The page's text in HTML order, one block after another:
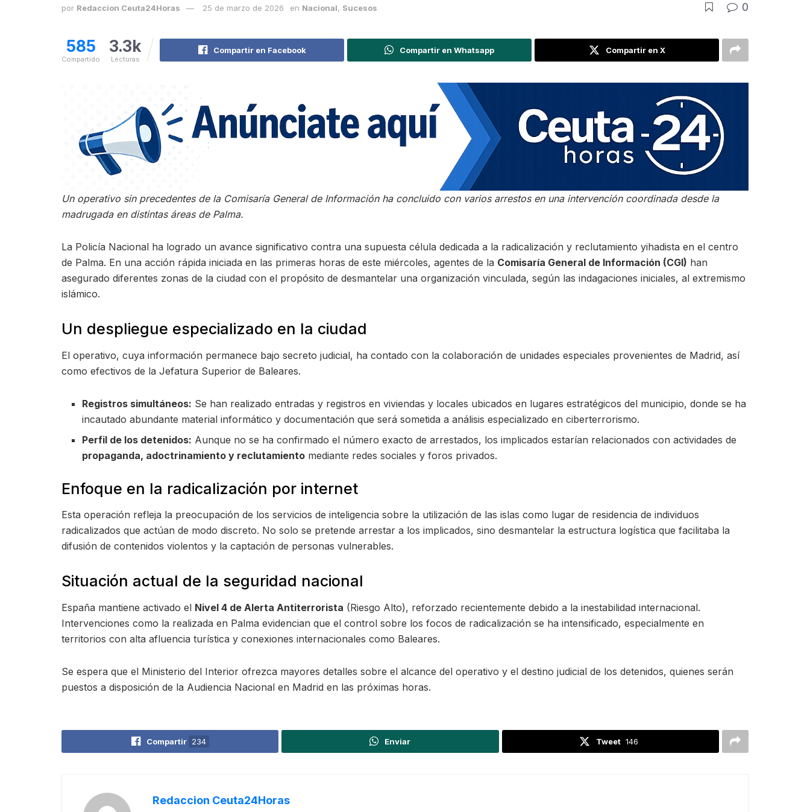
por Redaccion Ceuta24Horas 25 de marzo de 2026 en Nacional, Sucesos 0
585
Compartido
3.3k
Lecturas
Compartir en Facebook Compartir en Whatsapp Compartir en X
Un operativo sin precedentes de la Comisaría General de Información ha concluido con varios arrestos en una intervención coordinada desde la
madrugada en distintas áreas de Palma.
La Policía Nacional ha logrado un avance significativo contra una supuesta célula dedicada a la radicalización y reclutamiento yihadista en el centro
de Palma. En una acción rápida iniciada en las primeras horas de este miércoles, agentes de la Comisaría General de Información (CGI) han
asegurado diferentes zonas de la ciudad con el propósito de desmantelar una organización vinculada, según las indagaciones iniciales, al extremismo
islámico.
Un despliegue especializado en la ciudad
El operativo, cuya información permanece bajo secreto judicial, ha contado con la colaboración de unidades especiales provenientes de Madrid, así
como efectivos de la Jefatura Superior de Baleares.
Registros simultáneos: Se han realizado entradas y registros en viviendas y locales ubicados en lugares estratégicos del municipio, donde se ha
incautado abundante material informático y documentación que será sometida a análisis especializado en ciberterrorismo.
Perfil de los detenidos: Aunque no se ha confirmado el número exacto de arrestados, los implicados estarían relacionados con actividades de
propaganda, adoctrinamiento y reclutamiento mediante redes sociales y foros privados.
Enfoque en la radicalización por internet
Esta operación refleja la preocupación de los servicios de inteligencia sobre la utilización de las islas como lugar de residencia de individuos
radicalizados que actúan de modo discreto. No solo se pretende arrestar a los implicados, sino desmantelar la estructura logística que facilitaba la
difusión de contenidos violentos y la captación de personas vulnerables.
Situación actual de la seguridad nacional
España mantiene activado el Nivel 4 de Alerta Antiterrorista (Riesgo Alto), reforzado recientemente debido a la inestabilidad internacional.
Intervenciones como la realizada en Palma evidencian que el control sobre los focos de radicalización se ha intensificado, especialmente en
territorios con alta afluencia turística y conexiones internacionales como Baleares.
Se espera que el Ministerio del Interior ofrezca mayores detalles sobre el alcance del operativo y el destino judicial de los detenidos, quienes serán
puestos a disposición de la Audiencia Nacional en Madrid en las próximas horas.
Compartir 234 Enviar Tweet 146
Redaccion Ceuta24Horas